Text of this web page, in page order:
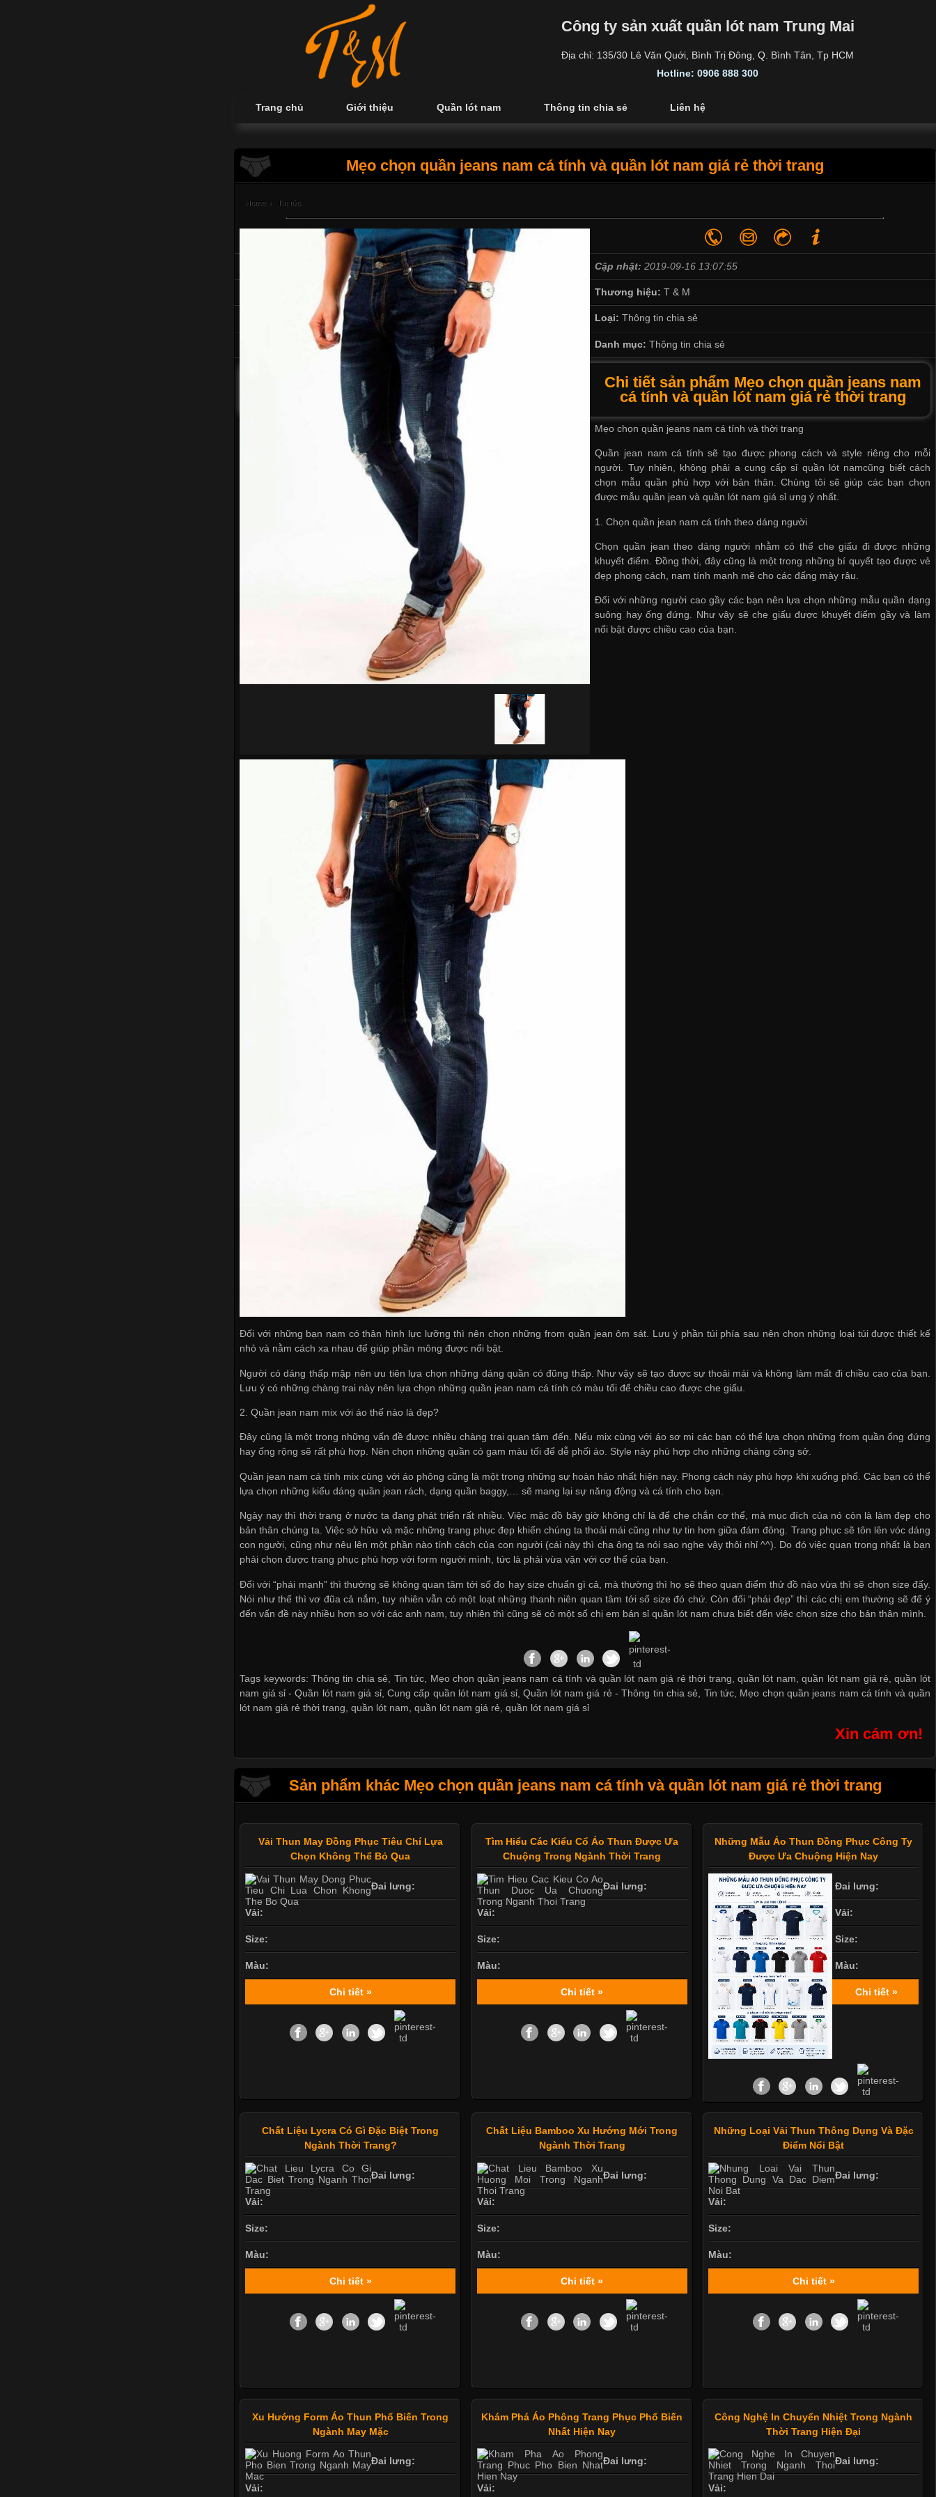
Công ty sản xuất quần lót nam Trung Mai
Địa chỉ: 135/30 Lê Văn Quới, Bình Trị Đông, Q. Bình Tân, Tp HCM
Hotline: 0906 888 300
Trang chủ Giới thiệu Quần lót nam Thông tin chia sẻ Liên hệ
Mẹo chọn quần jeans nam cá tính và quần lót nam giá rẻ thời trang
Home › Tin tức
Cập nhật: 2019-09-16 13:07:55
Thương hiệu:T & M
Loại: Thông tin chia sẻ
Danh mục: Thông tin chia sẻ
Chi tiết sản phẩm Mẹo chọn quần jeans nam
cá tính và quần lót nam giá rẻ thời trang
Mẹo chọn quần jeans nam cá tính và thời trang
Quần jean nam cá tính sẽ tạo được phong cách và style riêng cho mỗi
người. Tuy nhiên, không phải a cung cấp sỉ quần lót namcũng biết cách
chọn mẫu quần phù hợp với bản thân. Chúng tôi sẽ giúp các bạn chọn
được mẫu quần jean vàquần lót nam giá sỉ ưng ý nhất.
1. Chọn quần jean nam cá tính theo dáng người
Chọn quần jean theo dáng người nhằm có thể che giấu đi được những
khuyết điểm. Đồng thời, đây cũng là một trong những bí quyết tạo được vẻ
đẹp phong cách, nam tính mạnh mẽ cho các đấng mày râu.
Đối với những người cao gầy các bạn nên lựa chọn những mẫu quần dạng
suông hay ống đứng. Như vậy sẽ che giấu được khuyết điểm gầy và làm
nổi bật được chiều cao của bạn.
Đối với những bạn nam có thân hình lực lưỡng thì nên chọn những from quần jean ôm sát. Lưu ý phần túi phía sau nên chọn những loại túi được thiết kế
nhỏ và nằm cách xa nhau để giúp phần mông được nổi bật.
Người có dáng thấp mập nên ưu tiên lựa chọn những dáng quần có đũng thấp. Như vậy sẽ tạo được sự thoải mái và không làm mất đi chiều cao của bạn.
Lưu ý có những chàng trai này nên lựa chọn những quần jean nam cá tính có màu tối để chiều cao được che giấu.
2. Quần jean nam mix với áo thế nào là đẹp?
Đây cũng là một trong những vấn đề được nhiều chàng trai quan tâm đến. Nếu mix cùng với áo sơ mi các bạn có thể lựa chọn những from quần ống đứng
hay ống rộng sẽ rất phù hợp. Nên chọn những quần có gam màu tối để dễ phối áo. Style này phù hợp cho những chàng công sở.
Quần jean nam cá tính mix cùng với áo phông cũng là một trong những sự hoàn hảo nhất hiện nay. Phong cách này phù hợp khi xuống phố. Các bạn có thể
lựa chọn những kiểu dáng quần jean rách, dạng quần baggy,… sẽ mang lại sự năng động và cá tính cho bạn.
Ngày nay thì thời trang ở nước ta đang phát triển rất nhiều. Việc mặc đồ bây giờ không chỉ là để che chắn cơ thể, mà mục đích của nó còn là làm đẹp cho
bản thân chúng ta. Việc sở hữu và mặc những trang phục đẹp khiến chúng ta thoải mái cũng như tự tin hơn giữa đám đông. Trang phục sẽ tôn lên vóc dáng
con người, cũng như nêu lên một phần nào tính cách của con người (cái này thì cha ông ta nói sao nghe vậy thôi nhỉ ^^). Do đó việc quan trong nhất là bạn
phải chọn được trang phục phù hợp với form người mình, tức là phải vừa vặn với cơ thể của bạn.
Đối với “phái mạnh” thì thường sẽ không quan tâm tới số đo hay size chuẩn gì cả, mà thường thì họ sẽ theo quan điểm thử đồ nào vừa thì sẽ chọn size đấy.
Nói như thế thì vơ đũa cả nắm, tuy nhiên vẫn có một loạt những thanh niên quan tâm tới số size đó chứ. Còn đối “phái đẹp” thì các chị em thường sẽ để ý
đến vấn đề này nhiều hơn so với các anh nam, tuy nhiên thì cũng sẽ có một số chị em bán sỉ quần lót nam chưa biết đến việc chọn size cho bản thân mình.
Tags keywords: Thông tin chia sẻ, Tin tức, Mẹo chọn quần jeans nam cá tính và quần lót nam giá rẻ thời trang, quần lót nam, quần lót nam giá rẻ, quần lót
nam giá sỉ -Quần lót nam giá sỉ,Cung cấp quần lót nam giá sỉ ,Quần lót nam giá rẻ -Thông tin chia sẻ Tin tức, Mẹo chọn quần jeans nam cá tính và quần
lót nam giá rẻ thời trang ,quần lót nam ,quần lót nam giá rẻ ,quần lót nam giá sỉ
Xin cám ơn!
Sản phẩm khác Mẹo chọn quần jeans nam cá tính và quần lót nam giá rẻ thời trang
Vải Thun May Đồng Phục Tiêu Chí Lựa
Chọn Không Thể Bỏ Qua
Đai lưng:
Vải:
Size:
Màu:
Chi tiết »
Tìm Hiểu Các Kiểu Cổ Áo Thun Được Ưa
Chuộng Trong Ngành Thời Trang
Đai lưng:
Vải:
Size:
Màu:
Chi tiết »
Những Mẫu Áo Thun Đồng Phục Công Ty
Được Ưa Chuộng Hiện Nay
Đai lưng:
Vải:
Size:
Màu:
Chi tiết »
Chất Liệu Lycra Có Gì Đặc Biệt Trong
Ngành Thời Trang?
Đai lưng:
Vải:
Size:
Màu:
Chi tiết »
Chất Liệu Bamboo Xu Hướng Mới Trong
Ngành Thời Trang
Đai lưng:
Vải:
Size:
Màu:
Chi tiết »
Những Loại Vải Thun Thông Dụng Và Đặc
Điểm Nổi Bật
Đai lưng:
Vải:
Size:
Màu:
Chi tiết »
Xu Hướng Form Áo Thun Phổ Biến Trong
Ngành May Mặc
Đai lưng:
Vải:
Khám Phá Áo Phông Trang Phục Phổ Biến
Nhất Hiện Nay
Đai lưng:
Vải:
Công Nghệ In Chuyển Nhiệt Trong Ngành
Thời Trang Hiện Đại
Đai lưng:
Vải: